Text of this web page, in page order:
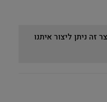
זה ניתן ליצור איתנו